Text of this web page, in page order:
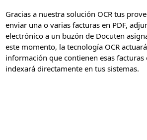
Gracias a nuestra solución OCR tus
enviar una o varias facturas en PDF,
electrónico a un buzón de Docuten
este momento, la tecnología OCR
información que contienen esas facturas
indexará directamente en tus sistemas.